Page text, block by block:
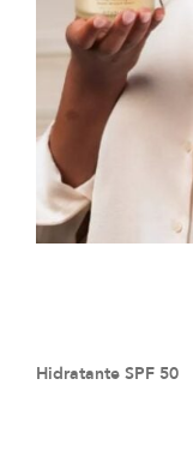
Hidratante SPF 50